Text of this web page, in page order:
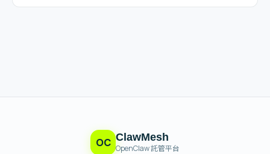
OC ClawMesh
OpenClaw 託管平台